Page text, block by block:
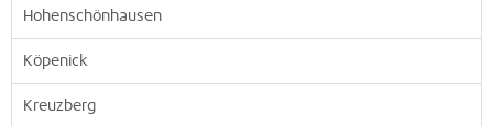
Hohenschönhausen
Köpenick
Kreuzberg